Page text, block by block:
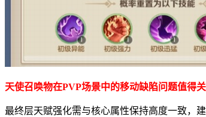
天使召唤物在PVP场景中的移动缺陷问题值得
最终层天赋强化需与核心属性保持高度一致，